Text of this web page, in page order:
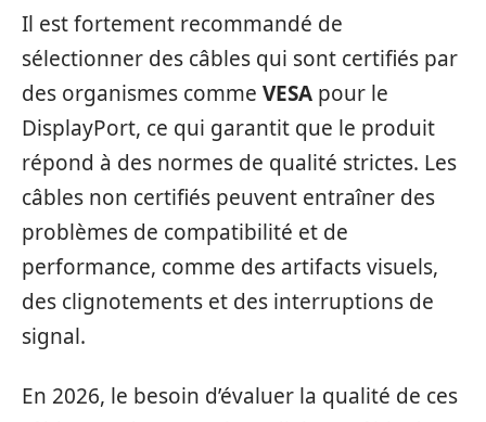
Il est fortement recommandé de
sélectionner des câbles qui sont certifiés par
des organismes comme VESA pour le
DisplayPort, ce qui garantit que le produit
répond à des normes de qualité strictes. Les
câbles non certifiés peuvent entraîner des
problèmes de compatibilité et de
performance, comme des artifacts visuels,
des clignotements et des interruptions de
signal.
En 2026, le besoin d’évaluer la qualité de ces